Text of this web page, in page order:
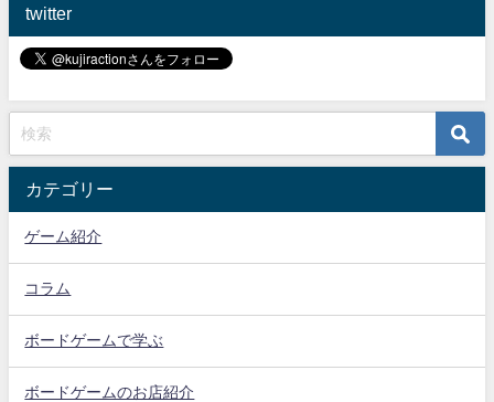
twitter
カテゴリー
ゲーム紹介
コラム
ボードゲームで学ぶ
ボードゲームのお店紹介